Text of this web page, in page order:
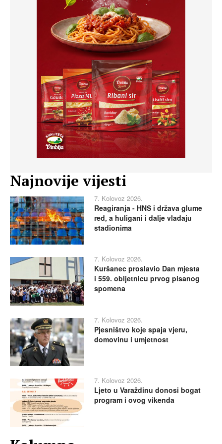
Najnovije vijesti
7. Kolovoz 2026.
Reagiranja - HNS i država glume
red, a huligani i dalje vladaju
stadionima
7. Kolovoz 2026.
Kuršanec proslavio Dan mjesta
i 559. obljetnicu prvog pisanog
spomena
7. Kolovoz 2026.
Pjesništvo koje spaja vjeru,
domovinu i umjetnost
7. Kolovoz 2026.
Ljeto u Varaždinu donosi bogat
program i ovog vikenda